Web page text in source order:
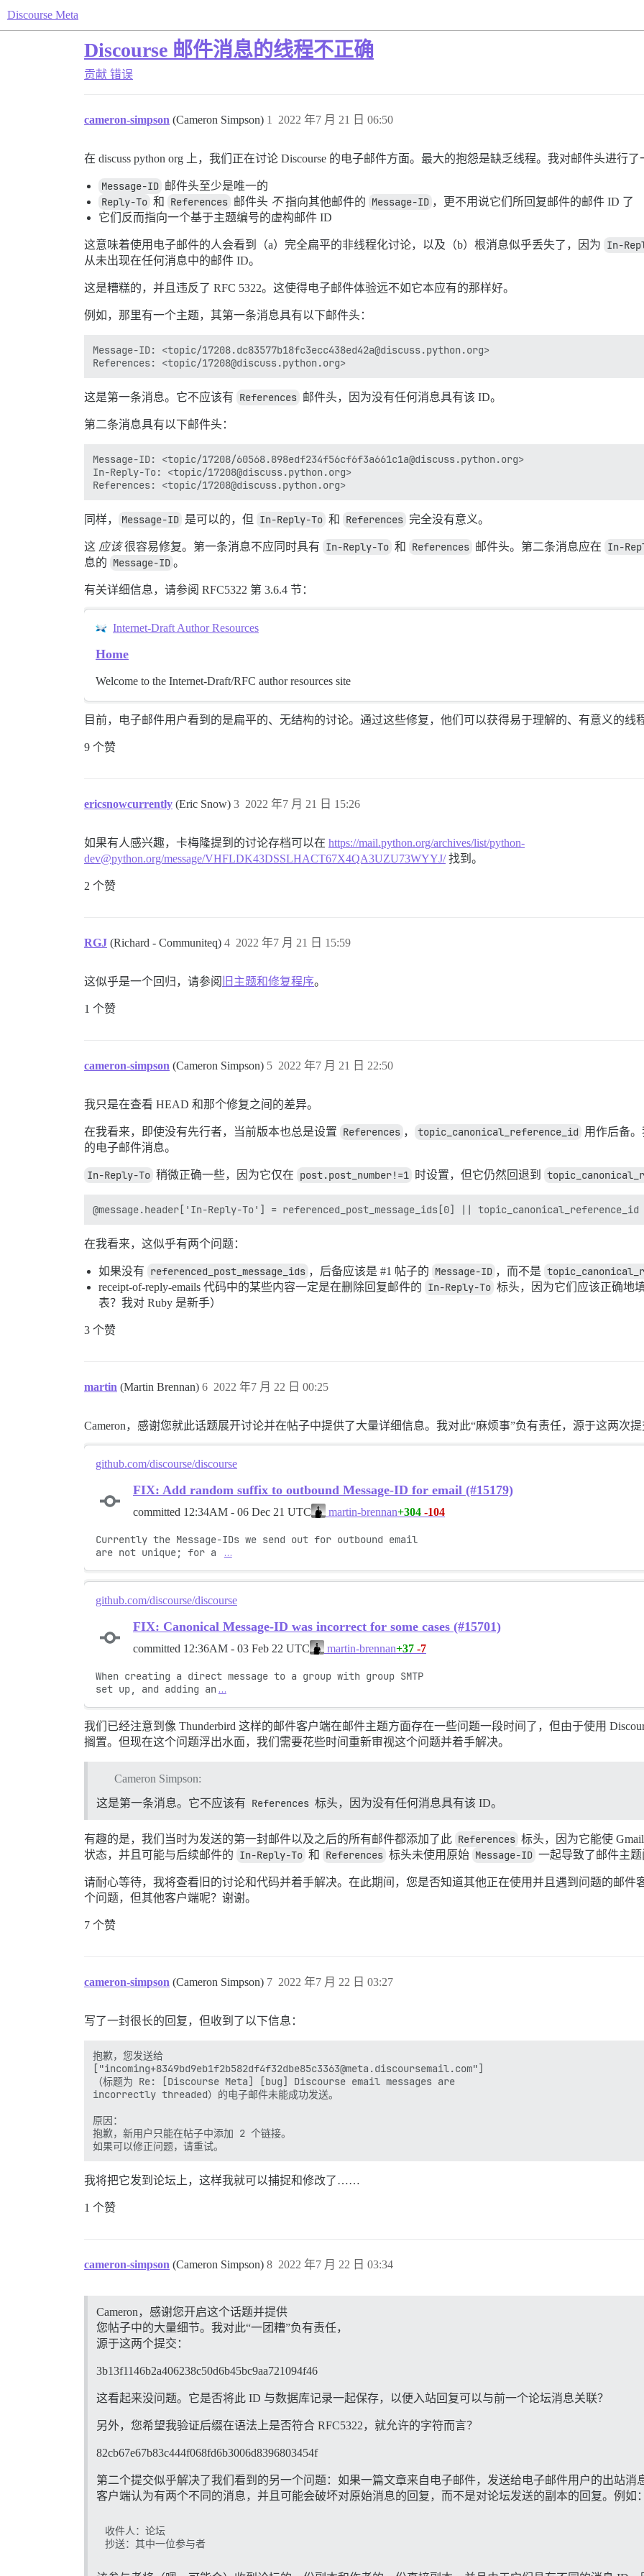
Discourse Meta
Discourse 邮件消息的线程不正确
贡献 错误
cameron-simpson (Cameron Simpson) 2022 年7 月 21 日 06:50
1
在 discuss python org 上，我们正在讨论 Discourse 的电子邮件方面。最大的抱怨是缺乏线程。我对邮件头进行
Message-ID 邮件头至少是唯一的
Reply-To 和 References 邮件头 不指向其他邮件的 Message-ID ，更不用说它们所回复邮件的邮件 ID 了
它们反而指向一个基于主题编号的虚构邮件 ID
这意味着使用电子邮件的人会看到（a）完全扁平的非线程化讨论，以及（b）根消息似乎丢失了，因为 In-
从未出现在任何消息中的邮件 ID。
这是糟糕的，并且违反了 RFC 5322。这使得电子邮件体验远不如它本应有的那样好。
例如，那里有一个主题，其第一条消息具有以下邮件头：
Message-ID: <topic/17208.dc83577b18fc3ecc438ed42a@discuss.python.org>
这是第一条消息。它不应该有 References 邮件头，因为没有任何消息具有该 ID。
第二条消息具有以下邮件头：
Message-ID: <topic/17208/60568.898edf234f56cf6f3a661c1a@discuss.python.org>
In-Reply-To: <topic/17208@discuss.python.org>
同样， Message-ID 是可以的，但 In-Reply-To 和 References 完全没有意义。
这 应该很容易修复。第一条消息不应同时具有 In-Reply-To 和 References 邮件头。第二条消息应在 In-
息的 Message-ID 。
有关详细信息，请参阅 RFC5322 第 3.6.4 节：
Internet-Draft Author Resources
Home
Welcome to the Internet-Draft/RFC author resources site
目前，电子邮件用户看到的是扁平的、无结构的讨论。通过这些修复，他们可以获得易于理解的、有意义的线
9 个赞
ericsnowcurrently (Eric Snow) 2022 年7 月 21 日 15:26
3
如果有人感兴趣，卡梅隆提到的讨论存档可以在 https://mail.python.org/archives/list/python-
dev@python.org/message/VHFLDK43DSSLHACT67X4QA3UZU73WYYJ/找到。
2 个赞
RGJ (Richard - Communiteq) 2022 年7 月 21 日 15:59
4
这似乎是一个回归，请参阅 旧主题和修复程序。
1 个赞
cameron-simpson (Cameron Simpson) 2022 年7 月 21 日 22:50
5
我只是在查看 HEAD 和那个修复之间的差异。
在我看来，即使没有先行者，当前版本也总是设置 References ， topic_canonical_reference_id 用作后备
的电子邮件消息。
In-Reply-To 稍微正确一些，因为它仅在 post.post_number!=1 时设置，但它仍然回退到
在我看来，这似乎有两个问题：
如果没有 referenced_post_message_ids ，后备应该是 #1 帖子的 Message-ID ，而不是
receipt-of-reply-emails 代码中的某些内容一定是在删除回复邮件的 In-Reply-To 标头，因为它们应该正确地
表？我对 Ruby 是新手）
3 个赞
martin (Martin Brennan) 2022 年7 月 22 日 00:25
6
Cameron，感谢您就此话题展开讨论并在帖子中提供了大量详细信息。我对此“麻烦事”负有责任，源于这两次
github.com/discourse/discourse
FIX: Add random suffix to outbound Message-ID for email (#15179)
committed 12:34AM - 06 Dec 21 UTC martin-brennan+304 -104
Currently the Message-IDs we send out for outbound email
are not unique; for a
…
github.com/discourse/discourse
FIX: Canonical Message-ID was incorrect for some cases (#15701)
committed 12:36AM - 03 Feb 22 UTC martin-brennan+37 -7
When creating a direct message to a group with group SMTP
set up, and adding an …
我们已经注意到像 Thunderbird 这样的邮件客户端在邮件主题方面存在一些问题一段时间了，但由于使用
搁置。但现在这个问题浮出水面，我们需要花些时间重新审视这个问题并着手解决。
Cameron Simpson:
这是第一条消息。它不应该有 References 标头，因为没有任何消息具有该 ID。
有趣的是，我们当时为发送的第一封邮件以及之后的所有邮件都添加了此 References 标头，因为它能使
状态，并且可能与后续邮件的 In-Reply-To 和 References 标头未使用原始 Message-ID 一起导致了邮件主
请耐心等待，我将查看旧的讨论和代码并着手解决。在此期间，您是否知道其他正在使用并且遇到问题的邮件
个问题，但其他客户端呢？谢谢。
7 个赞
cameron-simpson (Cameron Simpson) 2022 年7 月 22 日 03:27
7
写了一封很长的回复，但收到了以下信息：
抱歉，您发送给
["incoming+8349bd9eb1f2b582df4f32dbe85c3363@meta.discoursemail.com"]
（标题为 Re: [Discourse Meta] [bug] Discourse email messages are
incorrectly threaded）的电子邮件未能成功发送。
原因：
抱歉，新用户只能在帖子中添加 2 个链接。
我将把它发到论坛上，这样我就可以捕捉和修改了……
1 个赞
cameron-simpson (Cameron Simpson) 2022 年7 月 22 日 03:34
8
Cameron，感谢您开启这个话题并提供
您帖子中的大量细节。我对此“一团糟”负有责任，
源于这两个提交：
3b13f1146b2a406238c50d6b45bc9aa721094f46
这看起来没问题。它是否将此 ID 与数据库记录一起保存，以便入站回复可以与前一个论坛消息关联？
另外，您希望我验证后缀在语法上是否符合 RFC5322，就允许的字符而言？
82cb67e67b83c444f068fd6b3006d8396803454f
第二个提交似乎解决了我们看到的另一个问题：如果一篇文章来自电子邮件，发送给电子邮件用户的出站
客户端认为有两个不同的消息，并且可能会破坏对原始消息的回复，而不是对论坛发送的副本的回复。例如
收件人：论坛